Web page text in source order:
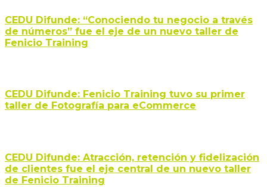
CEDU Difunde: “Conociendo tu negocio a través
de números” fue el eje de un nuevo taller de
Fenicio Training
CEDU Difunde: Fenicio Training tuvo su primer
taller de Fotografía para eCommerce
CEDU Difunde: Atracción, retención y fidelización
de clientes fue el eje central de un nuevo taller
de Fenicio Training